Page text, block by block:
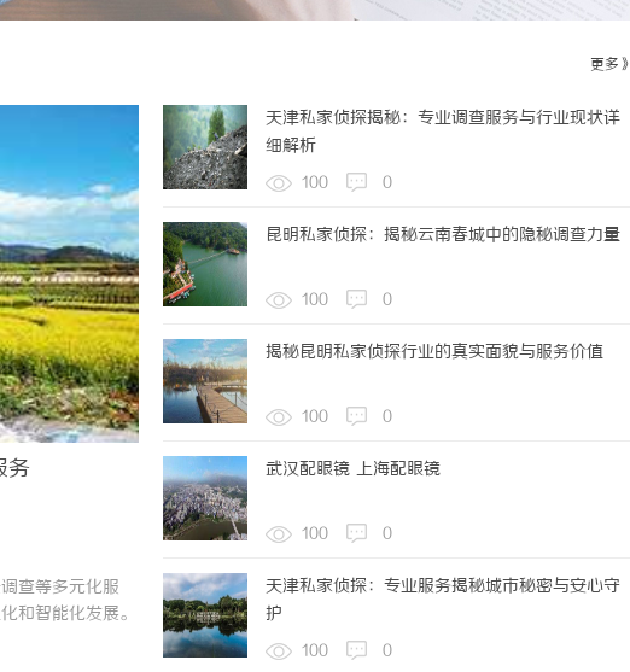
关“党的创新理论我来讲”宣讲活动圆满落幕
更多》
务
查等多元化服
和智能化发展。
天津私家侦探揭秘：专业调查服务与行业现状详
细解析
100 0
昆明私家侦探：揭秘云南春城中的隐秘调查力量
100 0
揭秘昆明私家侦探行业的真实面貌与服务价值
100 0
武汉配眼镜 上海配眼镜
100 0
天津私家侦探：专业服务揭秘城市秘密与安心守
护
100 0